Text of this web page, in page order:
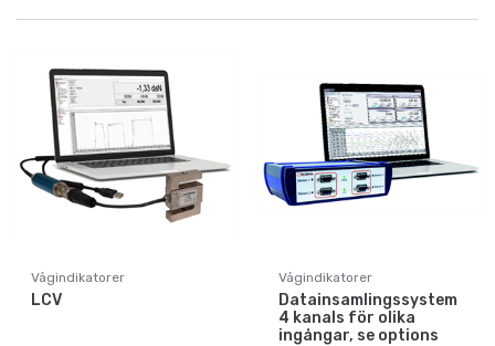
Vågindikatorer
LCV
Vågindikatorer
Datainsamlingssystem
4 kanals för olika
ingångar, se options